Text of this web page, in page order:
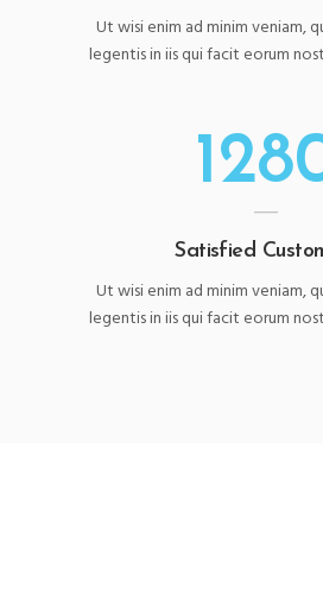
Ut wisi enim ad minim veniam,
legentis in iis qui facit eorum
Satisfied
Ut wisi enim ad minim veniam,
legentis in iis qui facit eorum